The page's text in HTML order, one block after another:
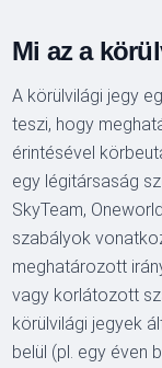
Mi az a
A körülvilági jegy
teszi, hogy
érintésével
egy légitársaság
SkyTeam,
szabályok
meghatározott
vagy korlátozott
körülvilági jegyek
belül (pl. egy éven